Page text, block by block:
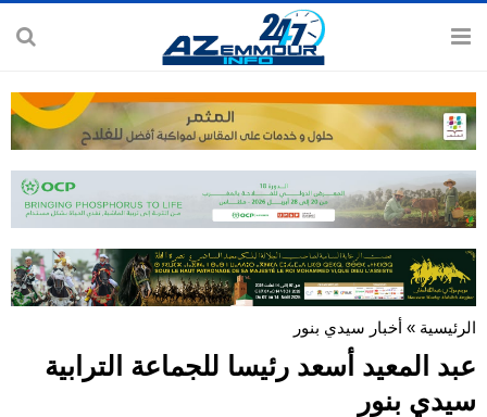
الرئيسية » أخبار سيدي بنور
عبد المعيد أسعد رئيسا للجماعة الترابية
سيدي بنور